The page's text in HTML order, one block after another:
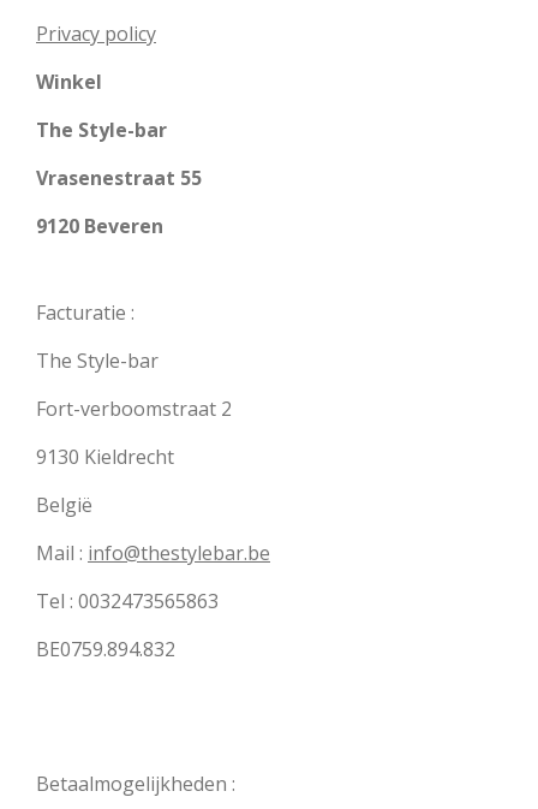
Privacy policy
Winkel
The Style-bar
Vrasenestraat 55
9120 Beveren
Facturatie :
The Style-bar
Fort-verboomstraat 2
9130 Kieldrecht
België
Mail : info@thestylebar.be
Tel : 0032473565863
BE0759.894.832
Betaalmogelijkheden :